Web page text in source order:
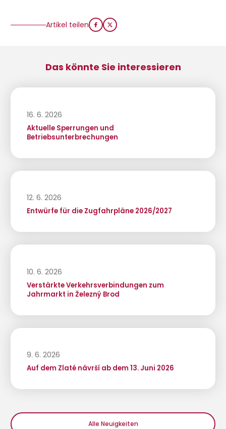
Artikel teilen
Das könnte Sie interessieren
16. 6. 2026
Aktuelle Sperrungen und
Betriebsunterbrechungen
12. 6. 2026
Entwürfe für die Zugfahrpläne 2026/2027
10. 6. 2026
Verstärkte Verkehrsverbindungen zum
Jahrmarkt in Železný Brod
9. 6. 2026
Auf dem Zlaté návrší ab dem 13. Juni 2026
Alle Neuigkeiten